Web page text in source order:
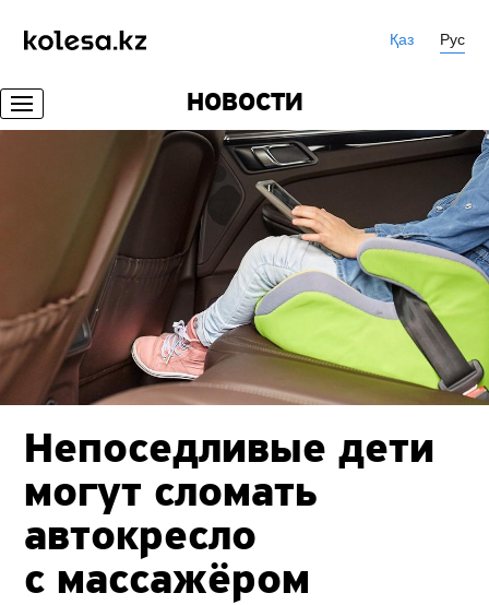
Қаз Рус
НОВОСТИ
Непоседливые дети
могут сломать
автокресло
с массажёром